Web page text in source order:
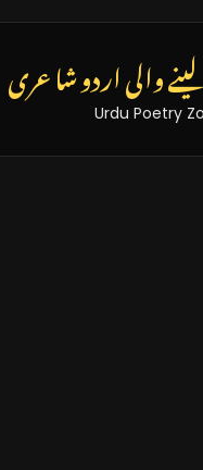
والی اردو شاعری
Urdu Poetry